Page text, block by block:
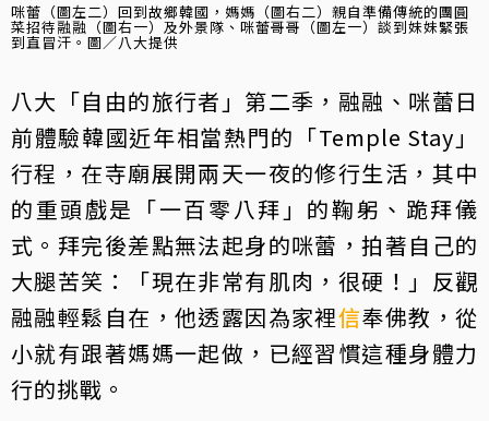
咪蕾（圖左二）回到故鄉韓國，媽媽（圖右二）親自準備傳統的團圓
菜招待融融（圖右一）及外景隊、咪蕾哥哥（圖左一）談到妹妹緊張
到直冒汗。圖／八大提供
八大「自由的旅行者」第二季，融融、咪蕾日
前體驗韓國近年相當熱門的「Temple Stay」
行程，在寺廟展開兩天一夜的修行生活，其中
的重頭戲是「一百零八拜」的鞠躬、跪拜儀
式。拜完後差點無法起身的咪蕾，拍著自己的
大腿苦笑：「現在非常有肌肉，很硬！」反觀
融融輕鬆自在，他透露因為家裡信奉佛教，從
小就有跟著媽媽一起做，已經習慣這種身體力
行的挑戰。